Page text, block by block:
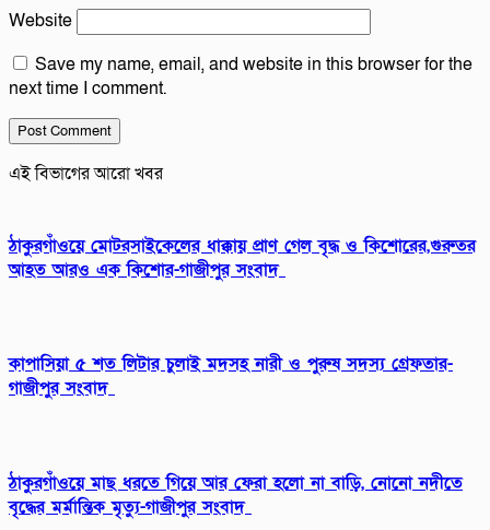
Website
Save my name, email, and website in this browser for the
next time I comment.
এই বিভাগের আরো খবর
ঠাকুরগাঁওয়ে মোটরসাইকেলের ধাক্কায় প্রাণ গেল বৃদ্ধ ও কিশোরের,গুরুতর
আহত আরও এক কিশোর-গাজীপুর সংবাদ
কাপাসিয়া ৫ শত লিটার চুলাই মদসহ নারী ও পুরুষ সদস্য গ্রেফতার-
গাজীপুর সংবাদ
ঠাকুরগাঁওয়ে মাছ ধরতে গিয়ে আর ফেরা হলো না বাড়ি, নোনো নদীতে
বৃদ্ধের মর্মান্তিক মৃত্যু-গাজীপুর সংবাদ